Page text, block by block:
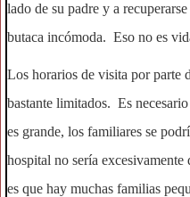
lado de su padre y a
butaca incómoda. Eso no es
Los horarios de visita por parte
bastante limitados. Es
es grande, los familiares se
hospital no sería
es que hay muchas familias